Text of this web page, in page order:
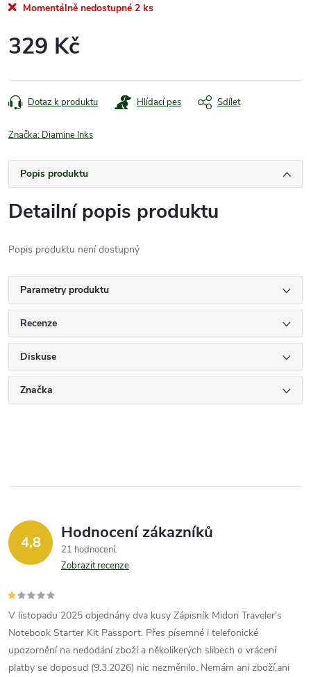
Momentálně nedostupné 2 ks
329 Kč
cena:
Dotaz k produktu Hlídací pes Sdílet
Značka: Diamine Inks
Popis produktu
Detailní popis produktu
Popis produktu není dostupný
Parametry produktu
Recenze
Diskuse
Značka
4,8 Hodnocení zákazníků
21 hodnocení
Zobrazit recenze
V listopadu 2025 objednány dva kusy Zápisník Midori Traveler's
Notebook Starter Kit Passport. Přes písemné i telefonické
upozornění na nedodání zboží a několikerých slibech o vrácení
platby se doposud (9.3.2026) nic nezměnilo. Nemám ani zboží,ani